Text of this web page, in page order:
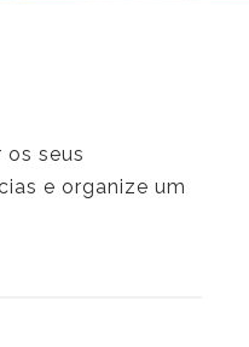
seus
e organize um